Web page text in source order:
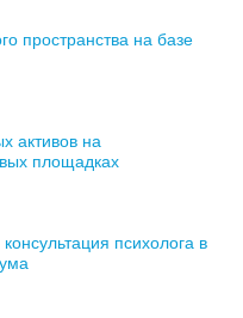
пространства на базе
активов на
площадках
психолога в